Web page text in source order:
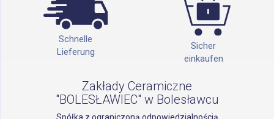
Schnelle
Lieferung
Sicher
einkaufen
Zakłady Ceramiczne
"BOLESŁAWIEC" w Bolesławcu